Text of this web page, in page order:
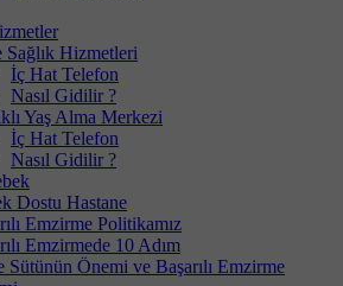
Sağlık Hizmetleri
İç Hat Telefon
Nasıl Gidilir ?
Yaş Alma Merkezi
İç Hat Telefon
Nasıl Gidilir ?
Dostu Hastane
Emzirme Politikamız
Emzirmede 10 Adım
Sütünün Önemi ve Başarılı Emzirme